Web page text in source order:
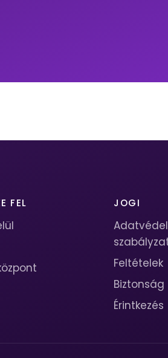
FEL JOGI
Feltételek
Biztonság
Érintkezés